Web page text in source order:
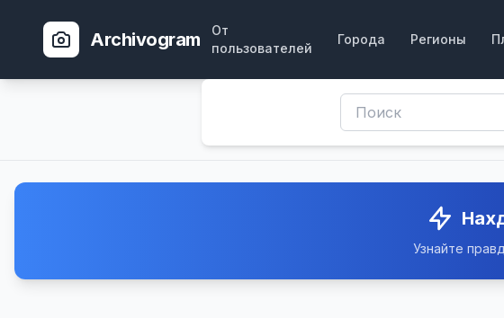
Archivogram
От
пользователей
Города Регионы
Узнайте